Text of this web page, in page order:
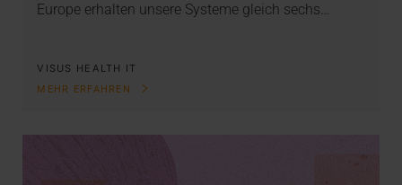
Europe erhalten unsere Systeme gleich sechs…
VISUS HEALTH IT
MEHR ERFAHREN